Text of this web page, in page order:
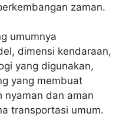
zaman.
umumnya
dimensi kendaraan,
yang digunakan,
yang membuat
nyaman dan aman
transportasi umum.